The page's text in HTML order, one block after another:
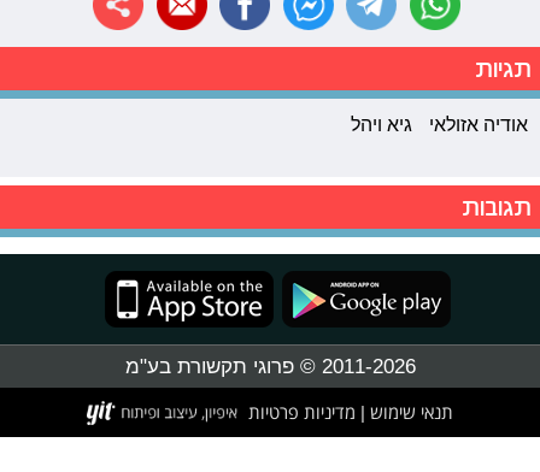
תגיות
אודיה אזולאי גיא ויהל
תגובות
2011-2026 © פרוגי תקשורת בע"מ
תנאי שימוש מדיניות פרטיות